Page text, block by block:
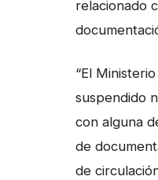
relacionado
“El
suspendido
con alguna
de
de